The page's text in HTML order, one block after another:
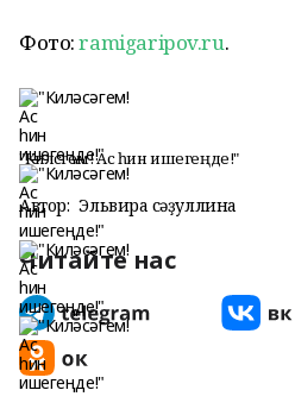
Фото:ramigaripov.ru.
"Киләсәгем! Ас һин ишегеңде!"
Автор: Эльвира Әсәҙуллина
Читайте нас